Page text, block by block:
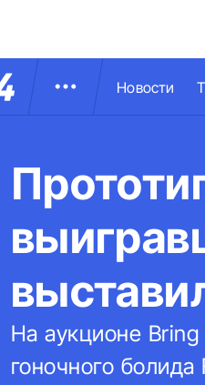
Новости
На аукционе
гоночного